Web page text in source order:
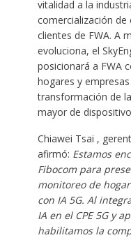
vitalidad a la
comercialización de
clientes de FWA. A
evoluciona, el
posicionará a FWA
hogares y
transformación de
mayor de
Chiawei Tsai ,
afirmó: Estamos
Fibocom para
monitoreo de
con IA 5G. Al
IA en el CPE 5G y
habilitamos la